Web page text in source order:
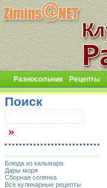
Разносольчик Рецепты
Поиск
Блюда из кальмара
Дары моря
Сборная солянка
Все кулинарные рецепты